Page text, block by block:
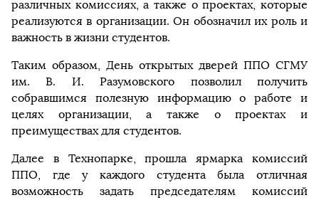
различных комиссиях, а также о проектах, которые
реализуются в организации. Он обозначил их роль и
важность в жизни студентов.
Таким образом, День открытых дверей ППО СГМУ
им. В. И. Разумовского позволил получить
собравшимся полезную информацию о работе и
целях организации, а также о проектах и
преимуществах для студентов.
Далее в Технопарке, прошла ярмарка комиссий
ППО, где у каждого студента была отличная
возможность задать председателям комиссий